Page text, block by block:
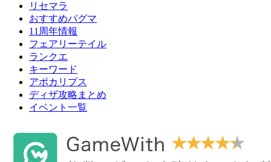
リセマラ
おすすめバグマ
11周年情報
フェアリーテイル
ランクエ
キーワード
アポカリプス
ディザ攻略まとめ
イベント一覧